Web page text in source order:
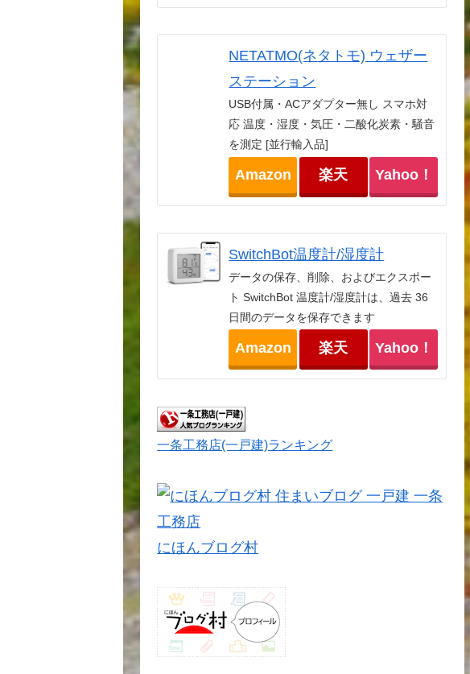
NETATMO(ネタトモ) ウェザー
ステーション
USB付属・ACアダプター無し スマホ対
応 温度・湿度・気圧・二酸化炭素・騒音
を測定 [並行輸入品]
Amazon 楽天 Yahoo！
SwitchBot温度計/湿度計
データの保存、削除、およびエクスポー
ト SwitchBot 温度計/湿度計は、過去 36
日間のデータを保存できます
Amazon 楽天 Yahoo！
一条工務店(一戸建)ランキング
にほんブログ村